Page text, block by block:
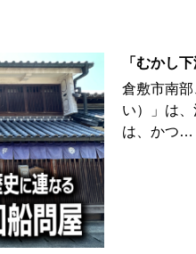
「むかし
倉敷市南
い）」は
は、かつ…